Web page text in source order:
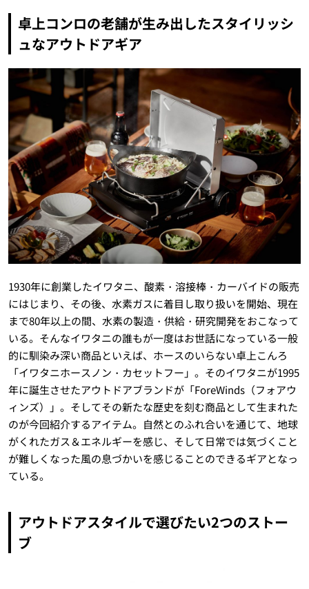
卓上コンロの老舗が生み出したスタイリッシ
ュなアウトドアギア
1930年に創業したイワタニ、酸素・溶接棒・カーバイドの販売
にはじまり、その後、水素ガスに着目し取り扱いを開始、現在
まで80年以上の間、水素の製造・供給・研究開発をおこなって
いる。そんなイワタニの誰もが一度はお世話になっている一般
的に馴染み深い商品といえば、ホースのいらない卓上こんろ
「イワタニホースノン・カセットフー」。そのイワタニが1995
年に誕生させたアウトドアブランドが「ForeWinds（フォアウ
ィンズ）」。そしてその新たな歴史を刻む商品として生まれた
のが今回紹介するアイテム。自然とのふれ合いを通じて、地球
がくれたガス＆エネルギーを感じ、そして日常では気づくこと
が難しくなった風の息づかいを感じることのできるギアとなっ
ている。
アウトドアスタイルで選びたい2つのストー
ブ